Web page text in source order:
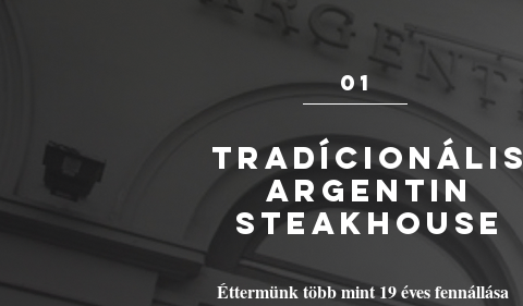
01
TRADÍCIONÁLIS
ARGENTIN
steakhouse
Éttermünk több mint 19 éves fennállása